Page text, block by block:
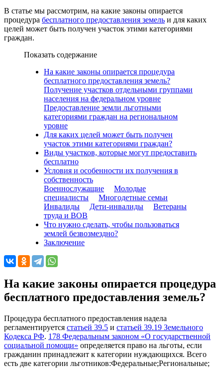
В статье мы рассмотрим, на какие законы опирается
процедура бесплатного предоставления земель и для каких
целей может быть получен участок этими категориями
граждан.
Показать содержание
На какие законы опирается процедура
бесплатного предоставления земель?
Получение участков отдельными группами
населения на федеральном уровне
Предоставление земли льготными
категориями граждан на региональном
уровне
Для каких целей может быть получен
участок этими категориями граждан?
Виды участков, которые могут предоставить
бесплатно
Условия и особенности их получения в
собственность
Военнослужащие
Молодые
специалисты
Многодетные семьи
Инвалиды
Дети-инвалиды
Ветераны
труда и ВОВ
Что нужно сделать, чтобы пользоваться
землей безвозмездно?
Заключение
На какие законы опирается процедура
бесплатного предоставления земель?
Процедура бесплатного предоставления надела
регламентируется статьей 39.5 и статьей 39.19 Земельного
Кодекса РФ. 178 Федеральным законом «О государственной
социальной помощи» определяется право на льготы, если
гражданин принадлежит к категории нуждающихся. Всего
есть две категории льготников:Федеральные;Региональные;